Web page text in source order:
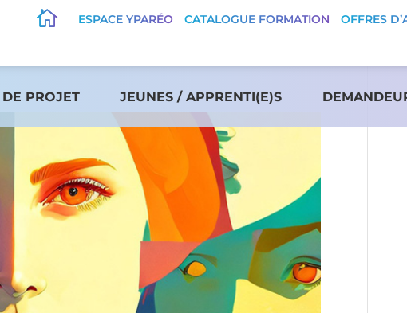
 ESPACE YPARÉO CATALOGUE FORMATION OFFRES
PROJET JEUNES / APPRENTI(E)S